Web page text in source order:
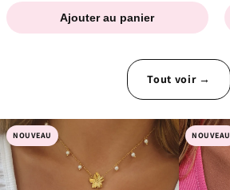
Ajouter au panier
Tout voir →
NOUVEAU NOUVEAU